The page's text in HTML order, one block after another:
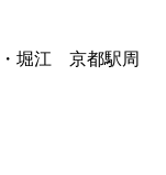
堀江 京都駅周